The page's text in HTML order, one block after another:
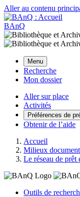
Aller au contenu
BAnQ
Menu
Recherche
Mon dossier
Aller sur place
Activités
Préférences de
Obtenir de l’aide
Accueil
Milieux
Le réseau de prêt
Outils de